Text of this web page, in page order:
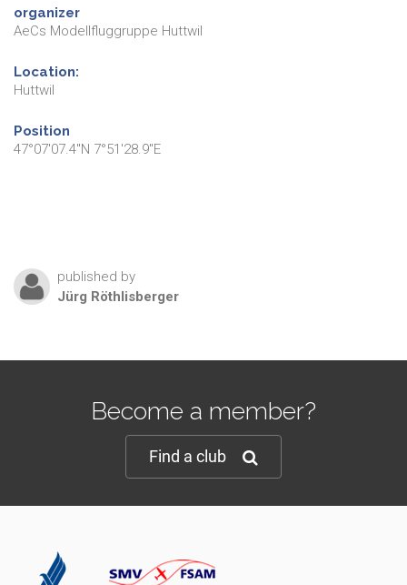
organizer
AeCs Modellfluggruppe Huttwil
Location:
Huttwil
Position
47°07'07.4"N 7°51'28.9"E
published by
Jürg Röthlisberger
Become a member?
Find a club